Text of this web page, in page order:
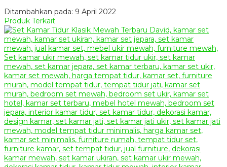
Ditambahkan pada: 9 April 2022
Produk Terkait